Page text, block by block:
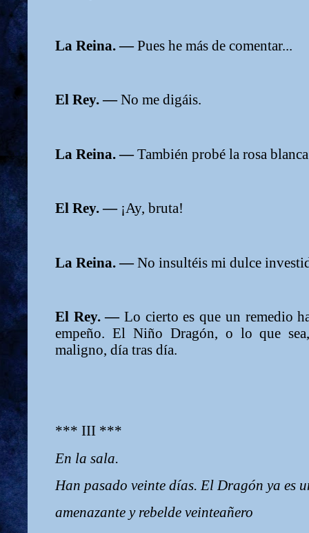
La Reina. —Pues he más de comentar...
El Rey. —No me digáis.
La Reina. —También probé la rosa
El Rey. — ¡Ay, bruta!
La Reina. —No insultéis mi dulce
El Rey. —Lo cierto es que un remedio
empeño. El Niño Dragón, o lo que
maligno, día tras día.
*** III ***
En la sala.
Han pasado veinte días. El Dragón ya es
amenazante y rebelde veinteañero